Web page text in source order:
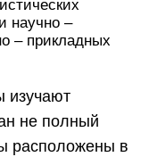
научно –
– прикладных
изучают
не полный
расположены в